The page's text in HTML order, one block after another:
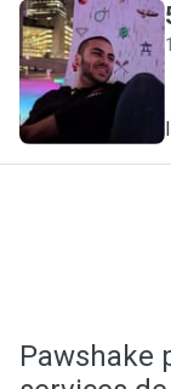
M
Pawshake